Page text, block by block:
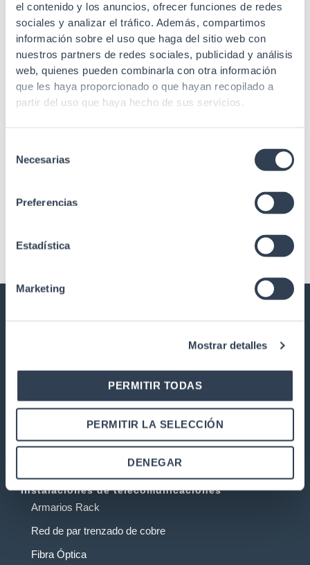
el contenido y los anuncios, ofrecer funciones de redes
sociales y analizar el tráfico. Además, compartimos
información sobre el uso que haga del sitio web con
nuestros partners de redes sociales, publicidad y análisis
web, quienes pueden combinarla con otra información
que les haya proporcionado o que hayan recopilado a
partir del uso que haya hecho de sus servicios.
Necesarias
Preferencias
Estadística
Marketing
Mostrar detalles
PERMITIR TODAS
PERMITIR LA SELECCIÓN
DENEGAR
Tipos de Conectores RJ45 Hembra:
Características Clave para Optimizar tu
Red
Gtlan Soluciones en Telecomunicaciones /
21 de agosto de
2024
En GTLAN, estamos comprometidos a ayudarte a
Trabaja con nosotros
Instalaciones de telecomunicaciones
Armarios Rack
Red de par trenzado de cobre
Fibra Óptica